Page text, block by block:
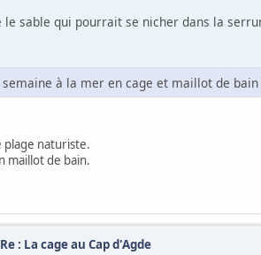
le sable qui pourrait se nicher dans la
à la mer en cage et maillot de
plage naturiste.
maillot de bain.
Re : La cage au Cap d'Agde